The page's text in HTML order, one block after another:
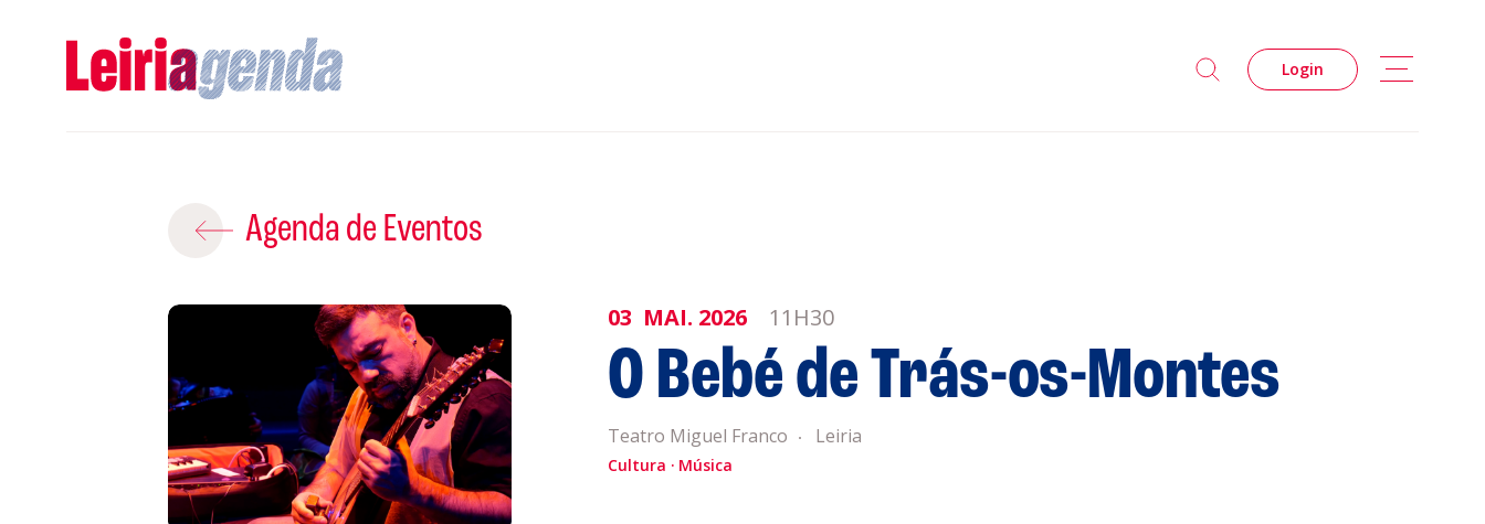
Login
Agenda
Agenda de Eventos
03 MAI. 2026 11H30
O Bebé de Trás-os-Montes
Teatro Miguel Franco Leiria
Cultura Música
ROTEIROS EXISTENTES
CRIAR NOVO
Gravar